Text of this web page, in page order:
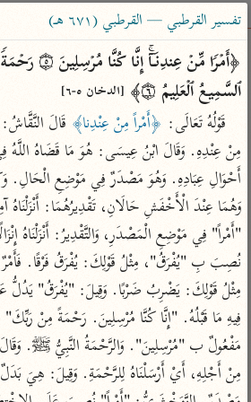
ساهم معنا في نشر القرآن
الباحث القرآني
بحث تفسير علوم
2 or more characters for results.
Type 1 or more
characters for results.
أمّهات
تفسير الطبري
تفسير ابن كثير
تفسير القرطبي
تفسير البغوي
عامّة
فتح البيان للقنوجي
فتح القدير
تفسير ابن جزي
موسوعات
تفسير القرطبي — القرطبي (٦٧١ هـ)
ٱلسَّمِیعُ ٱلۡعَلِیمُ ۝٦﴾
[الدخان ٥-٦]
قَوْلُهُ تَعَالَى: ﴿أَمْراً مِنْ عِنْدِنا﴾
فِيهِ مَا قَبْلُهُ. "إِنَّا كُنَّا مُرْسِلِينَ. رَحْمَةً مِنْ رَبِّكَ"